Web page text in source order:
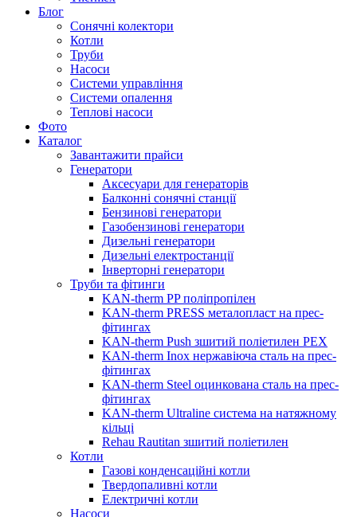
Блог
Сонячні колектори
Котли
Труби
Насоси
Системи управління
Системи опалення
Теплові насоси
Фото
Каталог
Завантажити прайси
Генератори
Аксесуари для генераторів
Балконні сонячні станції
Бензинові генератори
Газобензинові генератори
Дизельні генератори
Дизельні електростанції
Інверторні генератори
Труби та фітинги
KAN-therm PP поліпропілен
KAN-therm PRESS металопласт на прес-
фітингах
KAN-therm Push зшитий поліетилен PEX
KAN-therm Inox нержавіюча сталь на прес-
фітингах
KAN-therm Steel оцинкована сталь на прес-
фітингах
KAN-therm Ultraline система на натяжному
кільці
Rehau Rautitan зшитий поліетилен
Котли
Газові конденсаційні котли
Твердопаливні котли
Електричні котли
Насоси